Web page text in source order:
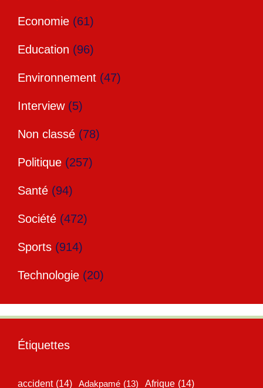
Economie (61)
Education (96)
Environnement (47)
Interview(5)
Non classé (78)
Politique (257)
Santé (94)
Société (472)
Sports (914)
Technologie (20)
Étiquettes
accident (14) Adakpamé (13) Afrique (14)